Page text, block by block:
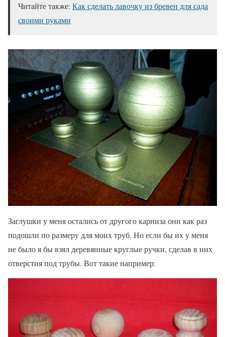
Читайте также: Как сделать лавочку из бревен для сада
своими руками
Заглушки у меня остались от другого карниза они как раз
подошли по размеру для моих труб. Но если бы их у меня
не было я бы взял деревянные круглые ручки, сделав в них
отверстия под трубы. Вот такие например: